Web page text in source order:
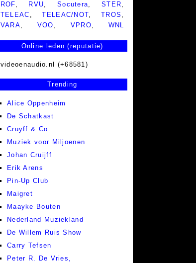
ROF, RVU, Socutera,STER,
TELEAC ,TELEAC/NOT,TROS ,
VARA, VOO , VPRO, WNL
Online leden (reputatie)
videoenaudio.nl (+68581)
Trending
Alice Oppenheim
De Schatkast
Cruyff & Co
Muziek voor Miljoenen
Johan Cruijff
Erik Arens
Pin-Up Club
Maigret
Maayke Bouten
Nederland Muziekland
De Willem Ruis Show
Carry Tefsen
Peter R. De Vries,